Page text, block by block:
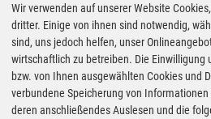
Wir verwenden auf unserer Website
dritter. Einige von ihnen sind notwendig,
sind, uns jedoch helfen, unser
wirtschaftlich zu betreiben. Die Einwilligung
bzw. von Ihnen ausgewählten Cookies und
verbundene Speicherung von
deren anschließendes Auslesen und die